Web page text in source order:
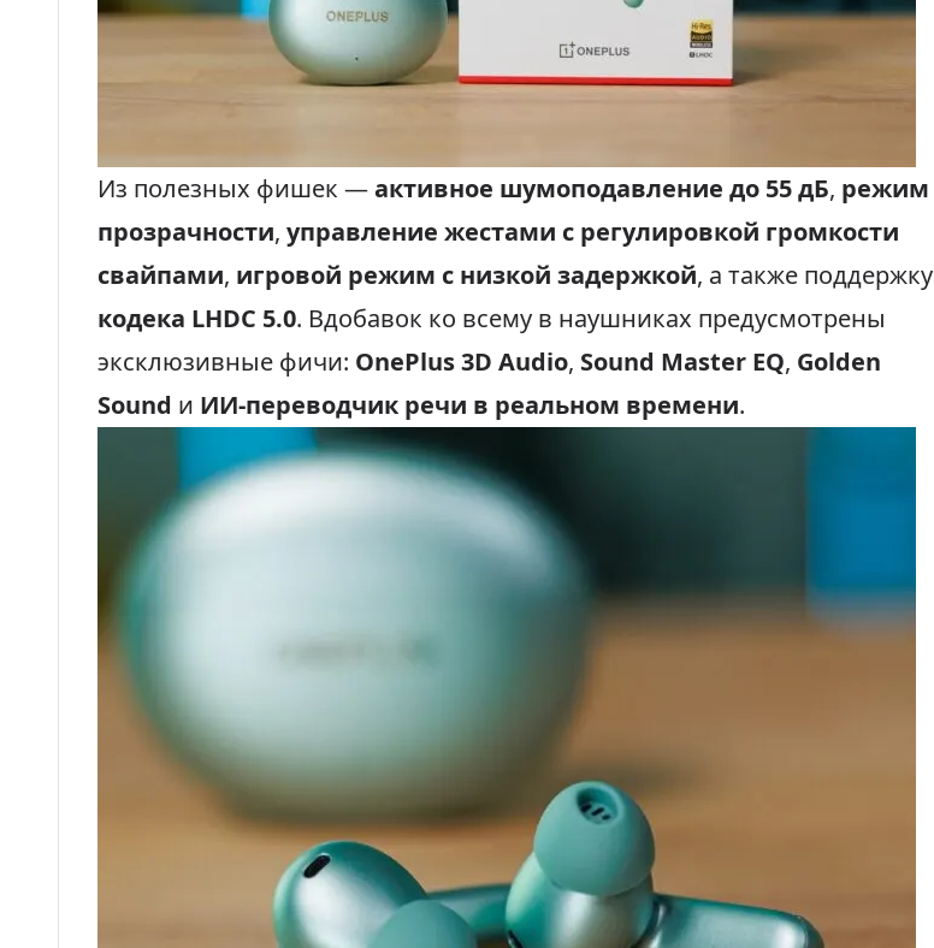
Из полезных фишек —активное шумоподавление до 55 дБ, режим
прозрачности, управление жестами с регулировкой громкости
свайпами, игровой режим с низкой задержкой, а также поддержку
кодека LHDC 5.0. Вдобавок ко всему в наушниках предусмотрены
эксклюзивные фичи: OnePlus 3D Audio, Sound Master EQ, Golden
Sound и ИИ‑переводчик речи в реальном времени.